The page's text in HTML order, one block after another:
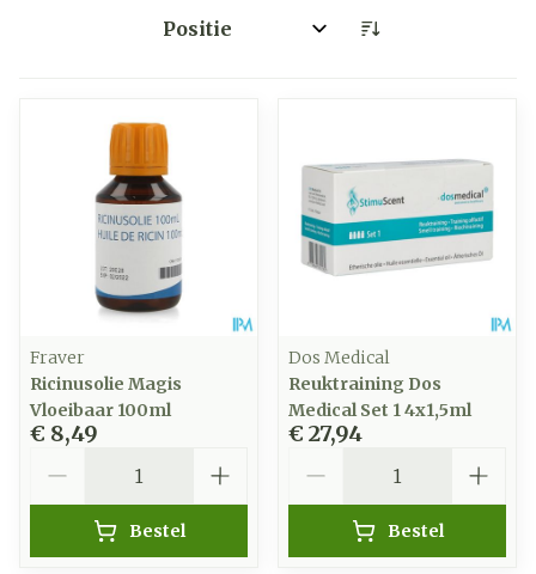
Sorteer op:
Fraver
Ricinusolie Magis
Vloeibaar 100ml
€ 8,49
Bestel
Dos Medical
Reuktraining Dos
Medical Set 1 4x1,5ml
€ 27,94
Bestel